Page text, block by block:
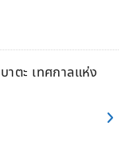
าตะ เทศกาลแห่ง